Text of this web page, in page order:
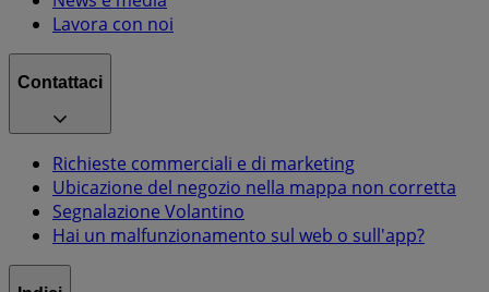
Lavora con noi
Contattaci
Richieste commerciali e di marketing
Ubicazione del negozio nella mappa non corretta
Segnalazione Volantino
Hai un malfunzionamento sul web o sull'app?